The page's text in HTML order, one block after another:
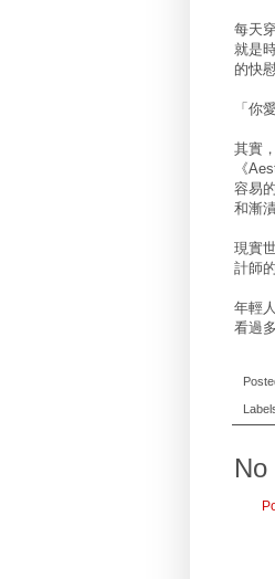
每天
就是
的快
「你
其實
《
容易
和漸漬
現實
計師
年輕
看過
No